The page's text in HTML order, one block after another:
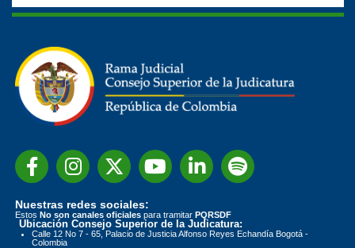
Nuestras redes sociales:
Estos No son canales oficiales para tramitar PQRSDF
Ubicación Consejo Superior de la Judicatura:
Calle 12 No 7 - 65, Palacio de Justicia Alfonso Reyes Echandía Bogotá -
Colombia